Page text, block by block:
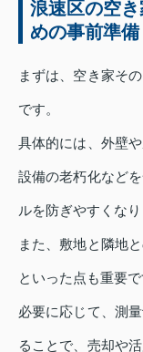
浪速区の空
めの事前準備
まずは、空き家そ
です。
具体的には、外壁
設備の老朽化など
ルを防ぎやすくなり
また、敷地と隣地
といった点も重要で
必要に応じて、測
ることで、売却や